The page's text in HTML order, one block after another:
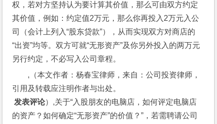
权，若对方坚持认为要计算其价值，那么可由双方约定
其价值，例如：约定值2万元，那么你再投入2万元入公
司（会计上列入“股东贷款”），从而实现双方对商店的
“出资”均等。双方可就“无形资产”及你另外投入的两万元
另行约定，不必写入公司章程。
,（本文作者：杨春宝律师，来自：公司投资律师，
引用及转载应注明作者与出处。
发表评论）,关于“入股朋友的电脑店，如何评定电脑店
的资产？如何确定“无形资产”的价值？”，若需聘请公司